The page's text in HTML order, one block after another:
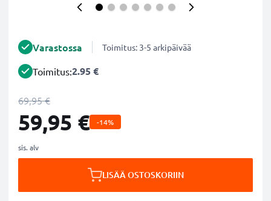
Varastossa Toimitus: 3-5 arkipäivää
Toimitus:2.95 €
69,95 €
59,95 € -14%
sis. alv
LISÄÄ OSTOSKORIIN